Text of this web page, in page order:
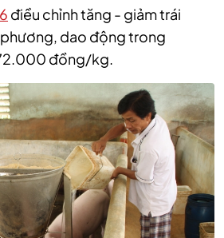
điều chỉnh tăng - giảm trái
dao động trong
đồng/kg.